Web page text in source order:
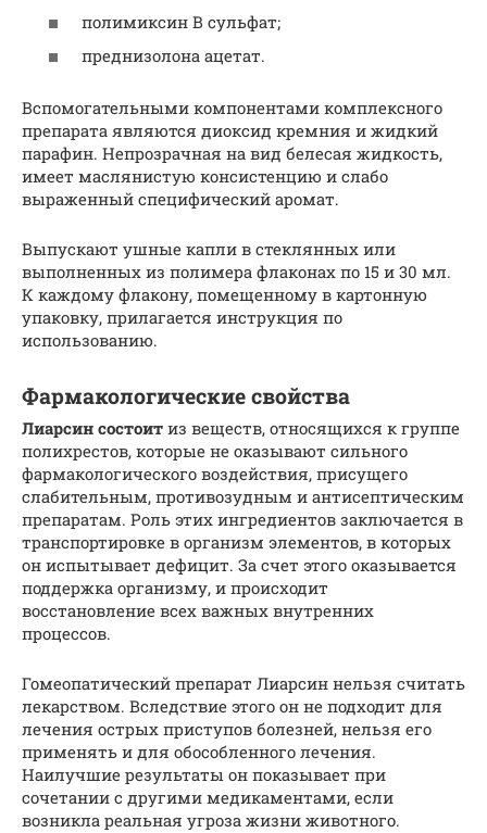
полимиксин В сульфат;
преднизолона ацетат.
Вспомогательными компонентами комплексного
препарата являются диоксид кремния и жидкий
парафин. Непрозрачная на вид белесая жидкость,
имеет маслянистую консистенцию и слабо
выраженный специфический аромат.
Выпускают ушные капли в стеклянных или
выполненных из полимера флаконах по 15 и 30 мл.
К каждому флакону, помещенному в картонную
упаковку, прилагается инструкция по
использованию.
Фармакологические свойства
Лиарсин состоит из веществ, относящихся к группе
полихрестов, которые не оказывают сильного
фармакологического воздействия, присущего
слабительным, противозудным и антисептическим
препаратам. Роль этих ингредиентов заключается в
транспортировке в организм элементов, в которых
он испытывает дефицит. За счет этого оказывается
поддержка организму, и происходит
восстановление всех важных внутренних
процессов.
Гомеопатический препарат Лиарсин нельзя считать
лекарством. Вследствие этого он не подходит для
лечения острых приступов болезней, нельзя его
применять и для обособленного лечения.
Наилучшие результаты он показывает при
сочетании с другими медикаментами, если
возникла реальная угроза жизни животного.